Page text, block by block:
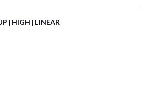
HIGH LINEAR